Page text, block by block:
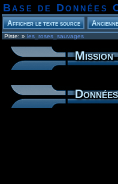
Base de Données
Piste: » les_roses_sauvages
Mission